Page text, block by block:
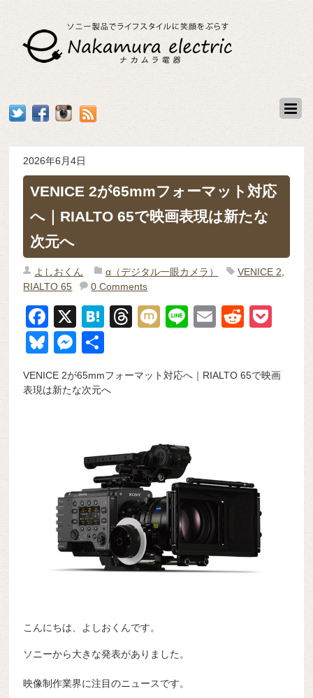
2026年6月4日
VENICE 2が65mmフォーマット対応
へ｜RIALTO 65で映画表現は新たな
次元へ
よしおくん α（デジタル一眼カメラ） VENICE 2
RIALTO 65
0 Comments
F
a
c
e
X
H
n
T
a
M
Li
E
R
di et
Bl
e
M
e
ss
g
er
VENICE 2が65mmフォーマット対応へ｜RIALTO 65で映画
表現は新たな次元へ
こんにちは、よしおくんです。
ソニーから大きな発表がありました。
映像制作業界に注目のニュースです。